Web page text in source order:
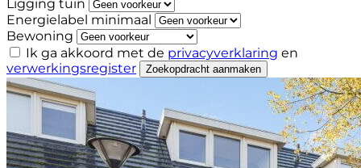
Ligging tuin
Energielabel minimaal
Bewoning
Ik ga akkoord met de privacyverklaring en
verwerkingsregister
Zoekopdracht aanmaken